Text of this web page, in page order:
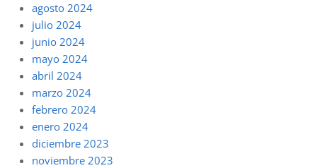
agosto 2024
julio 2024
junio 2024
mayo 2024
abril 2024
marzo 2024
febrero 2024
enero 2024
diciembre 2023
noviembre 2023